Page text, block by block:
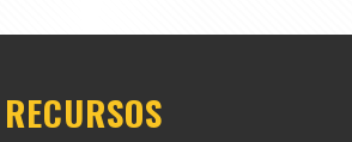
RECURSOS